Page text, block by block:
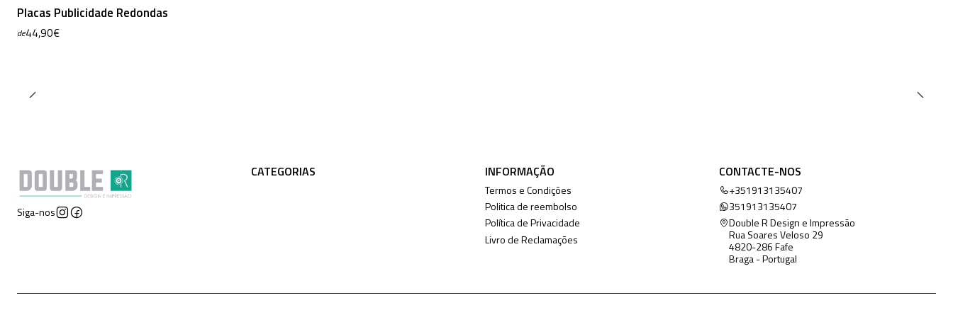
Placas Publicidade Redondas
de44,90€
Siga-nos
CATEGORIAS INFORMAÇÃO
Termos e Condições
Politica de reembolso
Política de Privacidade
Livro de Reclamações
CONTACTE-NOS
+351913135407
351913135407
Double R Design e Impressão
Rua Soares Veloso 29
4820-286 Fafe
Braga - Portugal